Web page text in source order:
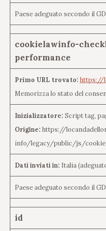
Paese adeguato secondo il
cookielawinfo-
performance
Primo URL trovato: https://
Memorizza lo stato del
Inizializzatore: Script tag,
Origine: https://
info/legacy/public/js/cookie-
Dati inviati in: Italia
Paese adeguato secondo il
id